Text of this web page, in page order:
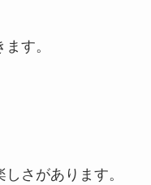
す。
さがあります。